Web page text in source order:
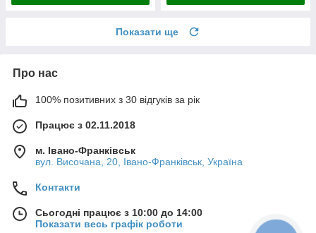
Показати ще
Про нас
100% позитивних з 30 відгуків за рік
Працює з 02.11.2018
м. Івано-Франківськ
вул. Височана, 20, Івано-Франківськ, Україна
Контакти
Сьогодні працює з 10:00 до 14:00
Показати весь графік роботи